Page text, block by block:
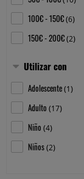
100€ - 150€(6)
150€ - 200€(2)
Utilizar con
Adolescente(1)
Adulto (17)
Niño (4)
Niños(2)